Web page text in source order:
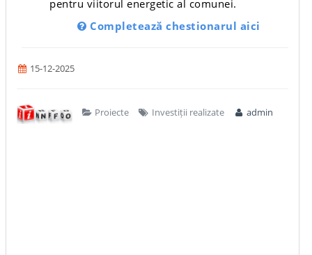
pentru viitorul energetic al comunei.
Completează chestionarul aici
15-12-2025
Proiecte Investiții realizate admin